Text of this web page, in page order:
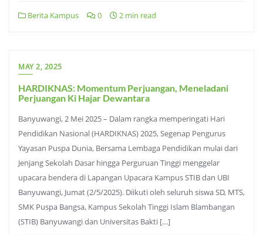
Berita Kampus 0 2 min read
MAY 2, 2025
HARDIKNAS: Momentum Perjuangan, Meneladani
Perjuangan Ki Hajar Dewantara
Banyuwangi, 2 Mei 2025 – Dalam rangka memperingati Hari
Pendidikan Nasional (HARDIKNAS) 2025, Segenap Pengurus
Yayasan Puspa Dunia, Bersama Lembaga Pendidikan mulai dari
Jenjang Sekolah Dasar hingga Perguruan Tinggi menggelar
upacara bendera di Lapangan Upacara Kampus STIB dan UBI
Banyuwangi, Jumat (2/5/2025). Diikuti oleh seluruh siswa SD, MTS,
SMK Puspa Bangsa, Kampus Sekolah Tinggi Islam Blambangan
(STIB) Banyuwangi dan Universitas Bakti […]